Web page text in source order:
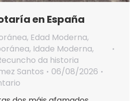
en España
, Edad Moderna,
, Idade Moderna,
da historia
Santos
06/08/2026